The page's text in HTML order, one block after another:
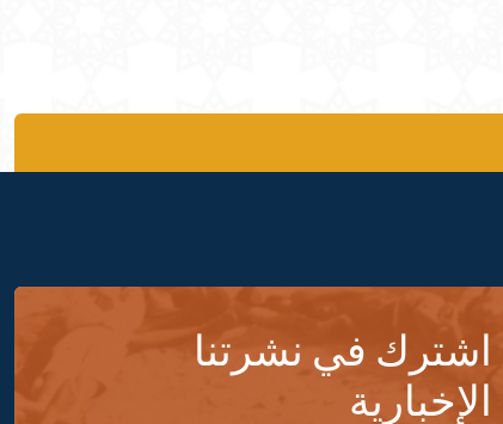
اشترك في نشرتنا
الإخبارية